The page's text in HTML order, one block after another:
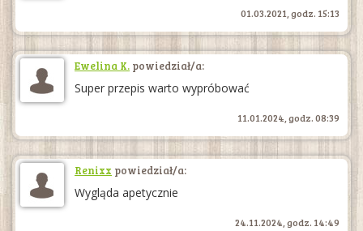
01.03.2021, godz. 15:13
Ewelina K. powiedział/a:
Super przepis warto wypróbować
11.01.2024, godz. 08:39
Renixx powiedział/a:
Wygląda apetycznie
24.11.2024, godz. 14:49